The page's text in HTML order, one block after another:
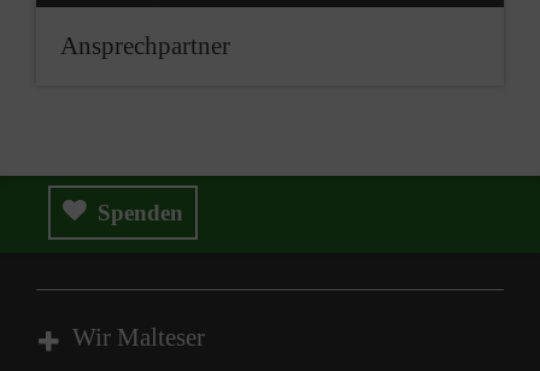
Ansprechpartner
Spenden
Wir Malteser